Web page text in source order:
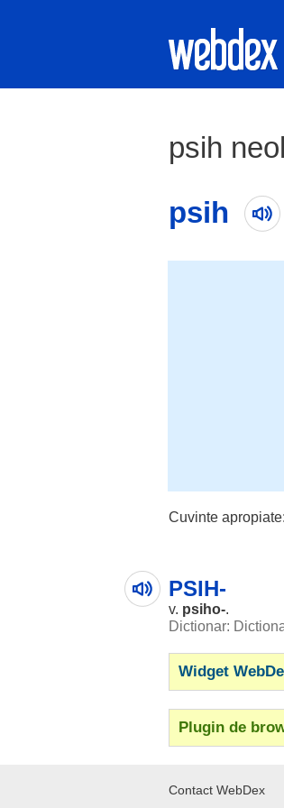
psih
psih
Cuvinte apropiate:
PSIH-
v. psiho-.
Dictionar:
Widget
Plugin de
Contact WebDex